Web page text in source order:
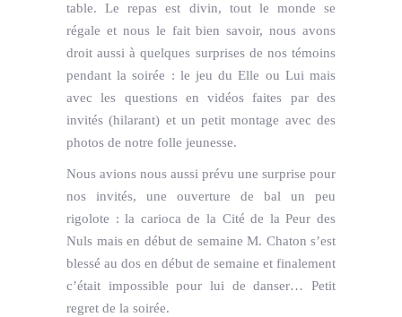
table. Le repas est divin, tout le monde se
régale et nous le fait bien savoir, nous avons
droit aussi à quelques surprises de nos témoins
pendant la soirée : le jeu du Elle ou Lui mais
avec les questions en vidéos faites par des
invités (hilarant) et un petit montage avec des
photos de notre folle jeunesse.
Nous avions nous aussi prévu une surprise pour
nos invités, une ouverture de bal un peu
rigolote : la carioca de la Cité de la Peur des
Nuls mais en début de semaine M. Chaton s’est
blessé au dos en début de semaine et finalement
c’était impossible pour lui de danser… Petit
regret de la soirée.